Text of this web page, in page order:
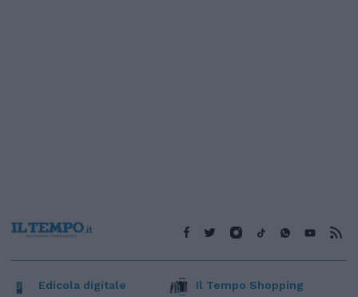
Edicola digitale Il Tempo Shopping